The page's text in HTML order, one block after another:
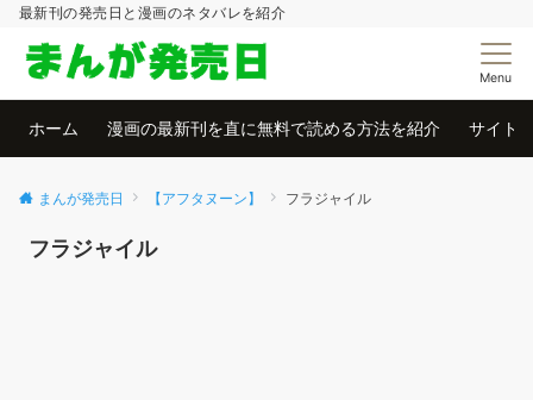
最新刊の発売日と漫画のネタバレを紹介
Menu
ホーム 漫画の最新刊を直に無料で読める方法を紹介 サイト
まんが発売日 【アフタヌーン】 フラジャイル
フラジャイル